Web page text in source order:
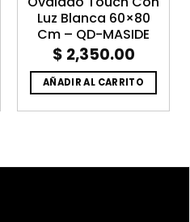
Luz Blanca 60×80
Cm – QD-MASIDE
$ 2,350.00
AÑADIR AL CARRITO